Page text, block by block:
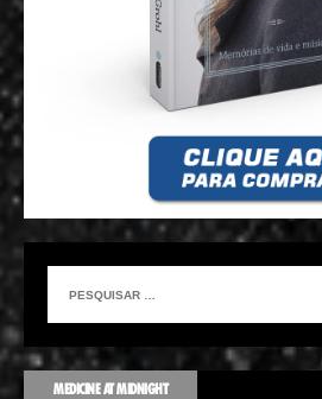
MEDICINE AT MIDNIGHT